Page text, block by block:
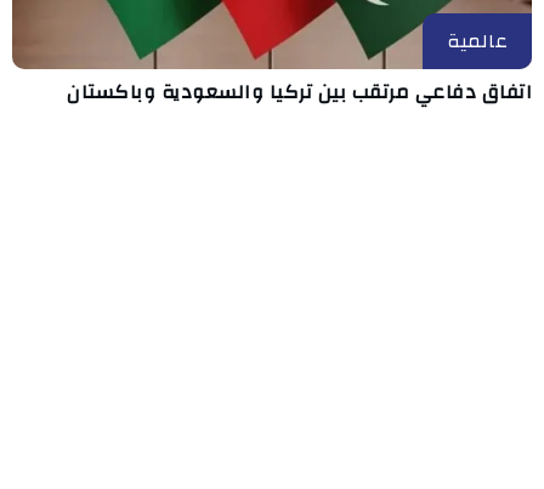
عالمية
اتفاق دفاعي مرتقب بين تركيا والسعودية وباكستان